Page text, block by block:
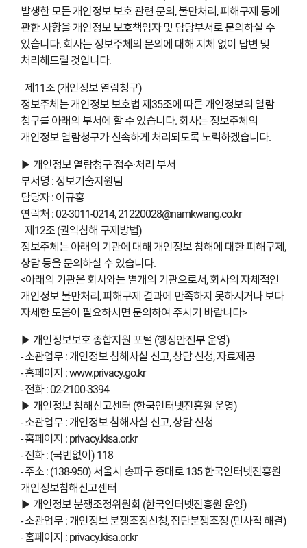
발생한 모든 개인정보 보호 관련 문의, 불만처리, 피해구제 등에
관한 사항을 개인정보 보호책임자 및 담당부서로 문의하실 수
있습니다. 회사는 정보주체의 문의에 대해 지체 없이 답변 및
처리해드릴 것입니다.
제11조 (개인정보 열람청구)
정보주체는 개인정보 보호법 제35조에 따른 개인정보의 열람
청구를 아래의 부서에 할 수 있습니다. 회사는 정보주체의
개인정보 열람청구가 신속하게 처리되도록 노력하겠습니다.
▶ 개인정보 열람청구 접수·처리 부서
부서명 : 정보기술지원팀
담당자 : 이규홍
연락처 : 02-3011-0214, 21220028@namkwang.co.kr
제12조 (권익침해 구제방법)
정보주체는 아래의 기관에 대해 개인정보 침해에 대한 피해구제,
상담 등을 문의하실 수 있습니다.
<아래의 기관은 회사와는 별개의 기관으로서, 회사의 자체적인
개인정보 불만처리, 피해구제 결과에 만족하지 못하시거나 보다
자세한 도움이 필요하시면 문의하여 주시기 바랍니다>
▶ 개인정보보호 종합지원 포털 (행정안전부 운영)
- 소관업무 : 개인정보 침해사실 신고, 상담 신청, 자료제공
- 홈페이지 : www.privacy.go.kr
- 전화 : 02-2100-3394
▶ 개인정보 침해신고센터 (한국인터넷진흥원 운영)
- 소관업무 : 개인정보 침해사실 신고, 상담 신청
- 홈페이지 : privacy.kisa.or.kr
- 전화 : (국번없이) 118
- 주소 : (138-950) 서울시 송파구 중대로 135 한국인터넷진흥원
개인정보침해신고센터
▶ 개인정보 분쟁조정위원회 (한국인터넷진흥원 운영)
- 소관업무 : 개인정보 분쟁조정신청, 집단분쟁조정 (민사적 해결)
- 홈페이지 : privacy.kisa.or.kr